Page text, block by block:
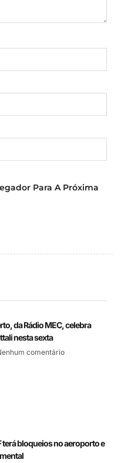
Para A Próxima
da Rádio MEC, celebra
nesta sexta
comentário
terá bloqueios no aeroporto e